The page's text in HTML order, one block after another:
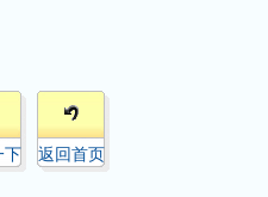
下 返回首页